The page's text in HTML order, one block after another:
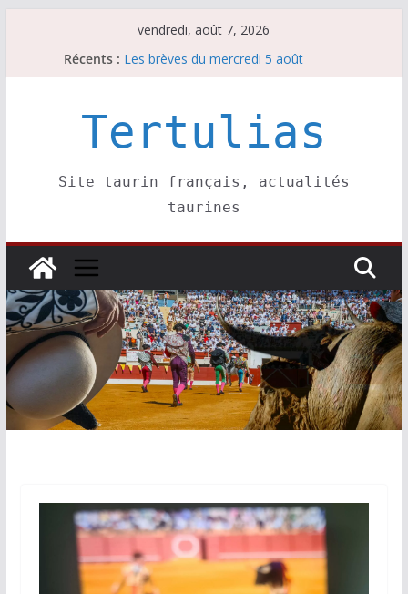
vendredi, août 7, 2026
Récents : Les brèves du mercredi 5 août
Escalafón 2026 – novilleros –
Les brèves du jeudi 6 août
Tertulias
Site taurin français, actualités
taurines